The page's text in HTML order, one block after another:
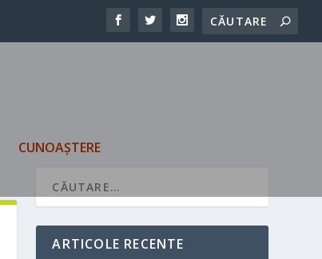
CUNOAȘTERE
ARTICOLE RECENTE